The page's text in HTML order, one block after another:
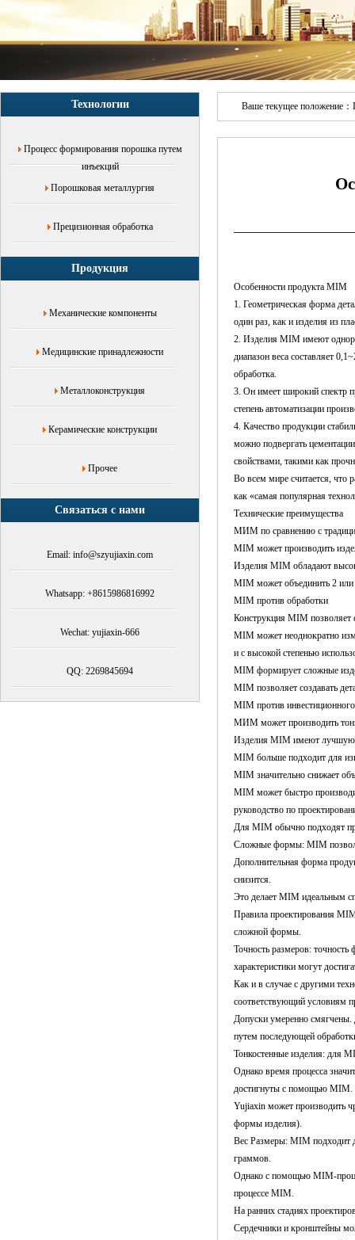
давлением
металлического
порошка,Обработка
давлением
литьевых
систем
Технологии
Процесс формирования порошка путем
инъекций
Порошковая металлургия
Прецизионная обработка
Продукция
Механические компоненты
Медицинские принадлежности
Металлоконструкция
Керамические конструкции
Прочее
Связаться с нами
Email: info@szyujiaxin.com
Whatsapp: +8615986816992
Wechat: yujiaxin-666
QQ: 2269845694
Ваше текущее положение：
Особенности продукта MIM
1. Геометрическая форма
один раз, как и изделия из
2. Изделия MIM имеют
диапазон веса составляет
обработка.
3. Он имеет широкий спектр
степень автоматизации
4. Качество продукции
можно подвергать
свойствами, такими как
Во всем мире считается, что
как «самая популярная
Технические преимущества
МИМ по сравнению с
MIM может производить
Изделия MIM обладают
MIM может объединить 2
MIM против обработки
Конструкция MIM позволяет
MIM может неоднократно
и с высокой степенью
MIM формирует сложные
MIM позволяет создавать
MIM против
МИМ может производить
Изделия MIM имеют лучшую
MIM больше подходит для
MIM значительно снижает
MIM может быстро
руководство по
Для MIM обычно подходят
Сложные формы: MIM
Дополнительная форма
снизится.
Это делает MIM идеальным
Правила проектирования
сложной формы.
Точность размеров:
характеристики могут
Как и в случае с другими
соответствующий условиям
Допуски умеренно смягчены.
путем последующей
Тонкостенные изделия: для
Однако время процесса
достигнуты с помощью MIM.
Yujiaxin может производить
формы изделия).
Вес Размеры: MIM подходит
граммов.
Однако с помощью MIM-
процессе MIM.
На ранних стадиях
Сердечники и кронштейны